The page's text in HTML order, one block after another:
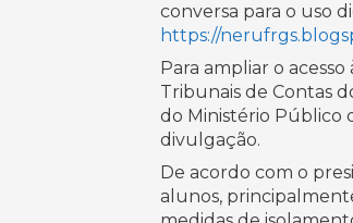
conversa para o uso
https://
Para ampliar o
Tribunais de Contas
do Ministério Público
divulgação.
De acordo com o
alunos,